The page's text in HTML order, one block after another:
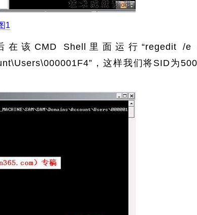
1
该CMD Shell里面运行“regedit /e
，这样我们将SID为500